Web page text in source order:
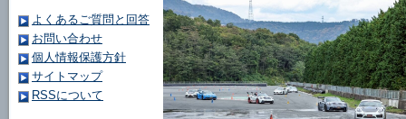
よくあるご質問と回答
お問い合わせ
個人情報保護方針
サイトマップ
RSSについて